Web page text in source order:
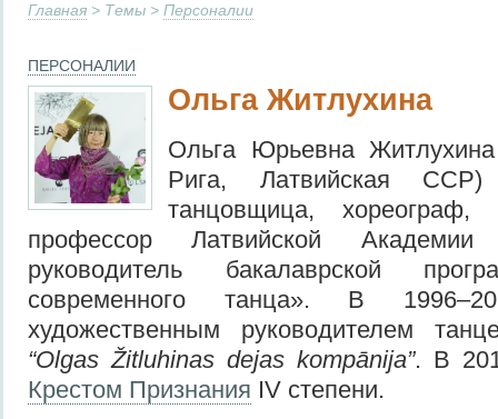
Главная > Темы > Персоналии
ПЕРСОНАЛИИ
Ольга Житлухина
Ольга Юрьевна
Рига, Латвийская
танцовщица, хореограф,
профессор Латвийской
руководитель бакалаврской
современного танца». В
художественным руководителем
“Olgas Žitluhinas dejas kompānija”. В
Крестом Признания IV степени.